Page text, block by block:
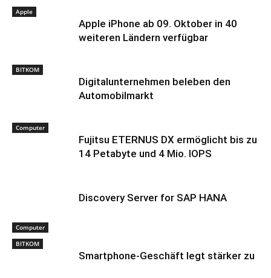
Apple
Apple iPhone ab 09. Oktober in 40
weiteren Ländern verfügbar
BITKOM
Digitalunternehmen beleben den
Automobilmarkt
Computer
Fujitsu ETERNUS DX ermöglicht bis zu
14 Petabyte und 4 Mio. IOPS
Computer
Discovery Server for SAP HANA
BITKOM
Smartphone-Geschäft legt stärker zu